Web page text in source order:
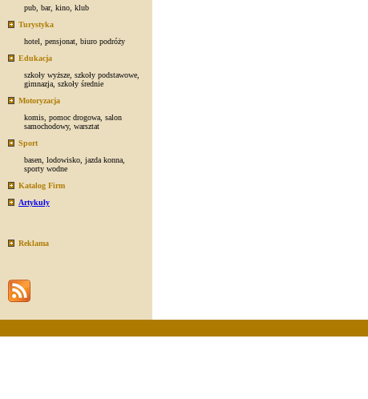
pub bar, kino klub
Turystyka
hotel
pensjonat biuro podróży
Edukacja
szkoły wyższe szkoły podstawowe
gimnazja szkoły średnie
Motoryzacja
komis pomoc drogowa salon
samochodowy, warsztat
Sport
basen lodowisko jazda konna
sporty wodne
Katalog Firm
Artykuły
Reklama